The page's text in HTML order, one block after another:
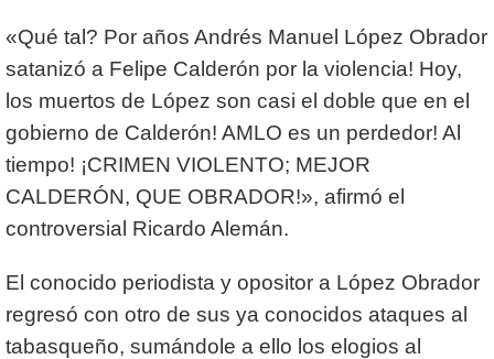
«Qué tal? Por años Andrés Manuel López Obrador
satanizó a Felipe Calderón por la violencia! Hoy,
los muertos de López son casi el doble que en el
gobierno de Calderón! AMLO es un perdedor! Al
tiempo! ¡CRIMEN VIOLENTO; MEJOR
CALDERÓN, QUE OBRADOR!», afirmó el
controversial Ricardo Alemán.
El conocido periodista y opositor a López Obrador
regresó con otro de sus ya conocidos ataques al
tabasqueño, sumándole a ello los elogios al